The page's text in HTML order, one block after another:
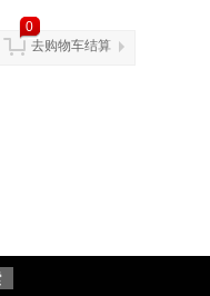
0
去购物车结算